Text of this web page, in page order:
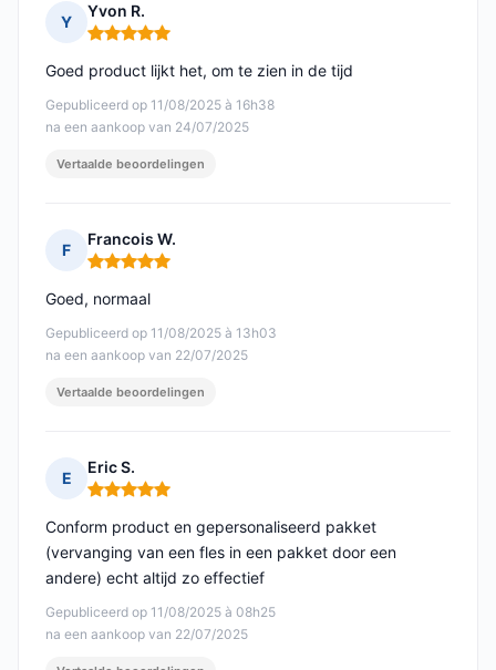
Y
Yvon R.
Opmerking: 5 van 5
Gepubliceerd op 11/08/2025 à 16h38
na een aankoop van 24/07/2025
Goed product lijkt het, om te zien in de tijd
Vertaalde beoordelingen
F
Francois W.
Opmerking: 5 van 5
Gepubliceerd op 11/08/2025 à 13h03
na een aankoop van 22/07/2025
Goed, normaal
Vertaalde beoordelingen
E
Eric S.
Opmerking: 5 van 5
Gepubliceerd op 11/08/2025 à 08h25
na een aankoop van 22/07/2025
Conform product en gepersonaliseerd pakket
(vervanging van een fles in een pakket door een
andere) echt altijd zo effectief